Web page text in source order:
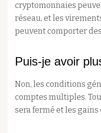
cryptomonnaies
réseau, et les
peuvent comporter
Puis-je avoir
Non, les conditions
comptes multiples.
sera fermé et les gains